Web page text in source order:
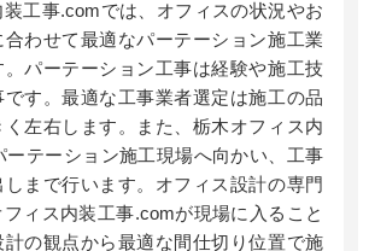
装工事.comでは、オフィスの状況やお
わせて最適なパーテーション施工業
パーテーション工事は経験や施工技
す。最適な工事業者選定は施工の品
左右します。また、栃木オフィス内
ーテーション施工現場へ向かい、工事
まで行います。オフィス設計の専門
ィス内装工事.comが現場に入ること
計の観点から最適な間仕切り位置で施